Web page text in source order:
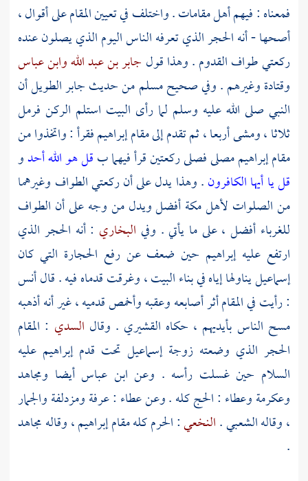
فمعناه : فيهم أهل مقامات . واختلف في تعيين المقام على أقوال ،
أصحها - أنه الحجر الذي تعرفه الناس اليوم الذي يصلون عنده
ركعتي طواف القدوم . وهذا قول جابر بن عبد اللهوابن عباس
وقتادةوغيرهم . وفي صحيحمسلممن حديثجابرالطويل أن
النبي صلى الله عليه وسلم لما رأى البيت استلم الركن فرمل
ثلاثا ، ومشى أربعا ، ثم تقدم إلى مقامإبراهيمفقرأ : واتخذوا من
مقام إبراهيم مصلى فصلى ركعتين قرأ فيهما بقل هو الله أحدو
قل يا أيها الكافرون. وهذا يدل على أن ركعتي الطواف وغيرهما
من الصلوات لأهلمكةأفضل ويدل من وجه على أن الطواف
للغرباء أفضل ، على ما يأتي . وفي البخاري : أنه الحجر الذي
ارتفع عليهإبراهيم حين ضعف عن رفع الحجارة التي كان
إسماعيليناولها إياه في بناء البيت ، وغرقت قدماه فيه . قالأنس
: رأيت في المقام أثر أصابعه وعقبه وأخمص قدميه ، غير أنه أذهبه
مسح الناس بأيديهم ، حكاه القشيري . وقال السدي : المقام
الحجر الذي وضعته زوجةإسماعيل تحت قدمإبراهيم عليه
السلام حين غسلت رأسه . وعن ابن عباسأيضا ومجاهد
وعكرمةوعطاء : الحج كله . وعنعطاء :عرفةومزدلفةوالجمار
، وقالهالشعبي.النخعي: الحرم كله مقامإبراهيم، وقالهمجاهد
.